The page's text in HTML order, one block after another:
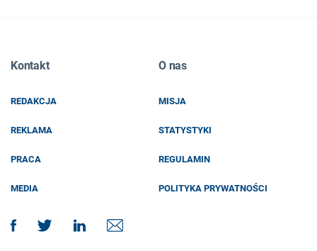
Kontakt
REDAKCJA
REKLAMA
PRACA
MEDIA
O nas
MISJA
STATYSTYKI
REGULAMIN
POLITYKA PRYWATNOŚCI